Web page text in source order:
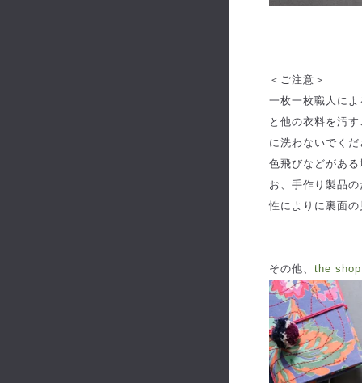
＜ご注意＞
一枚一枚職人に
と他の衣料を汚
に洗わないでく
色飛びなどがあ
お、手作り製品
性によりに裏面
その他、the